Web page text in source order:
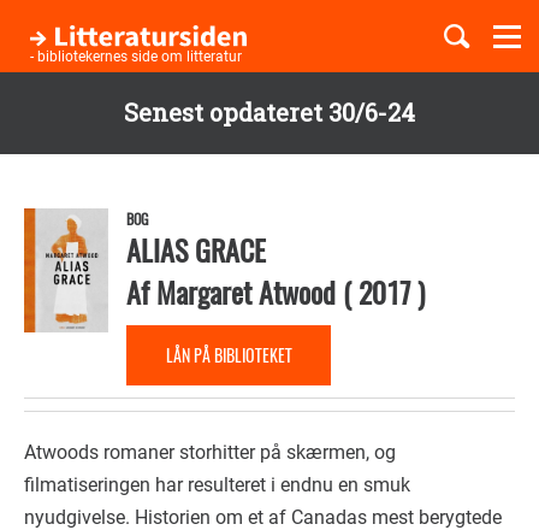
Senest opdateret 30/6-24
hovedindhold
- bibliotekernes side om litteratur
Børnebøger
Temaer
BOG
ALIAS GRACE
AfMargaret Atwood(2017)
LÅN PÅ BIBLIOTEKET
Atwoods romaner storhitter på skærmen, og
filmatiseringen har resulteret i endnu en smuk
nyudgivelse. Historien om et af Canadas mest berygtede